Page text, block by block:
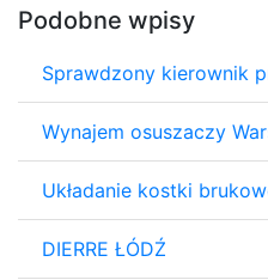
Podobne wpisy
Sprawdzony kierownik
Wynajem osuszaczy
Układanie kostki
DIERRE ŁÓDŹ